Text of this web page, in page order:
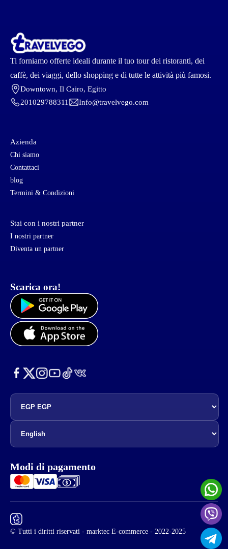
Ti forniamo offerte ideali durante il tuo tour dei ristoranti, dei
caffè, dei viaggi, dello shopping e di tutte le attività più famosi.
Downtown, Il Cairo, Egitto
201029788311
Info@travelvego.com
Azienda
Chi siamo
Contattaci
blog
Termini & Condizioni
Stai con i nostri partner
I nostri partner
Diventa un partner
Scarica ora!
Modi di pagamento
© Tutti i diritti riservati - marktec E-commerce - 2022-2025